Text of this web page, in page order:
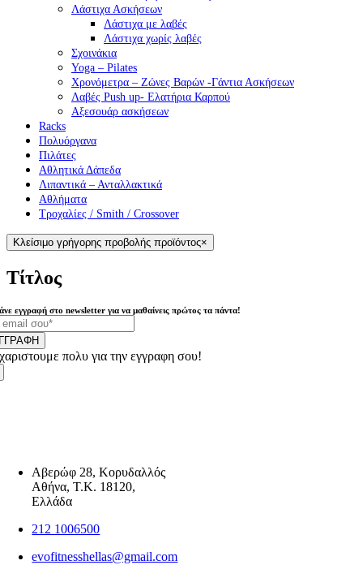
Λάστιχα Ασκήσεων
Λάστιχα με λαβές
Λάστιχα χωρίς λαβές
Σχοινάκια
Yoga – Pilates
Χρονόμετρα – Ζώνες Βαρών -Γάντια Ασκήσεων
Λαβές Push up- Ελατήρια Καρπού
Αξεσουάρ ασκήσεων
Racks
Πολυόργανα
Πιλάτες
Αθλητικά Δάπεδα
Λιπαντικά – Ανταλλακτικά
Αθλήματα
Τροχαλίες / Smith / Crossover
Κλείσιμο γρήγορης προβολής προϊόντος×
Τίτλος
εγγραφή στο newsletter για να μαθαίνεις πρώτος τα πάντα!
πολυ για την εγγραφη σου!
Αβερώφ 28, Κορυδαλλός
Αθήνα, Τ.Κ. 18120,
Ελλάδα
212 1006500
evofitnesshellas@gmail.com